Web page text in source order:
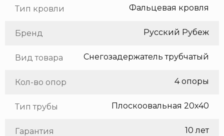
Тип кровли Фальцевая кровля
Бренд Русский Рубеж
Вид товара Снегозадержатель трубчатый
Кол-во опор 4 опоры
Тип трубы Плоскоовальная 20х40
Гарантия 10 лет